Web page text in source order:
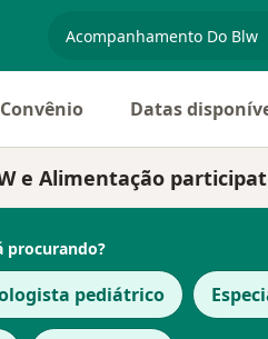
Convênio Datas
e Alimentação
procurando?
pediátrico